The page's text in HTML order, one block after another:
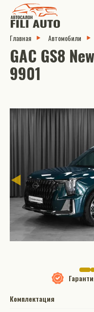
Главная Автомобили
GAC GS8
9901
Комплектация